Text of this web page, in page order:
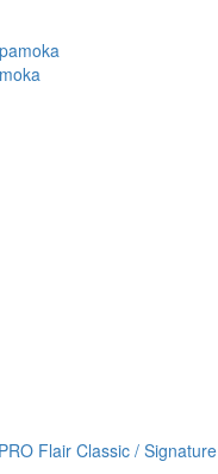
Flair Classic / Signature